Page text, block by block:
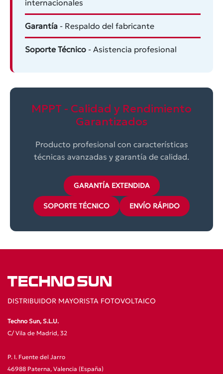
internacionales
Garantía - Respaldo del fabricante
Soporte Técnico - Asistencia profesional
MPPT - Calidad y Rendimiento
Garantizados
Producto profesional con características
técnicas avanzadas y garantía de calidad.
GARANTÍA EXTENDIDA
SOPORTE TÉCNICO ENVÍO RÁPIDO
DISTRIBUIDOR MAYORISTA FOTOVOLTAICO
Techno Sun, S.L.U.
C/ Vila de Madrid, 32
P. I. Fuente del Jarro
46988 Paterna, Valencia (España)